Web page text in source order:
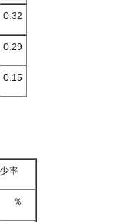
0.32
0.29
0.15
率
％